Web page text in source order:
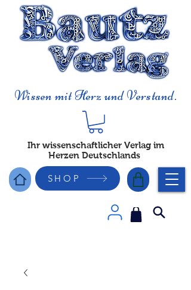
Wissen mit Herz und Verstand.
Ihr wissenschaftlicher Verlag im
Herzen Deutschlands
SHOP